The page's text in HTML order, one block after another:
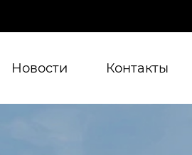
Новости Контакты